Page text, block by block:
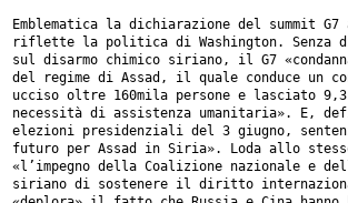
Emblematica la dichiarazione del summit
riflette la politica di Washington. Senza
sul disarmo chimico siriano, il G7
del regime di Assad, il quale conduce un
ucciso oltre 160mila persone e lasciato 9,3
necessità di assistenza umanitaria». E,
elezioni presidenziali del 3 giugno,
futuro per Assad in Siria». Loda allo
«l’impegno della Coalizione nazionale e
siriano di sostenere il diritto